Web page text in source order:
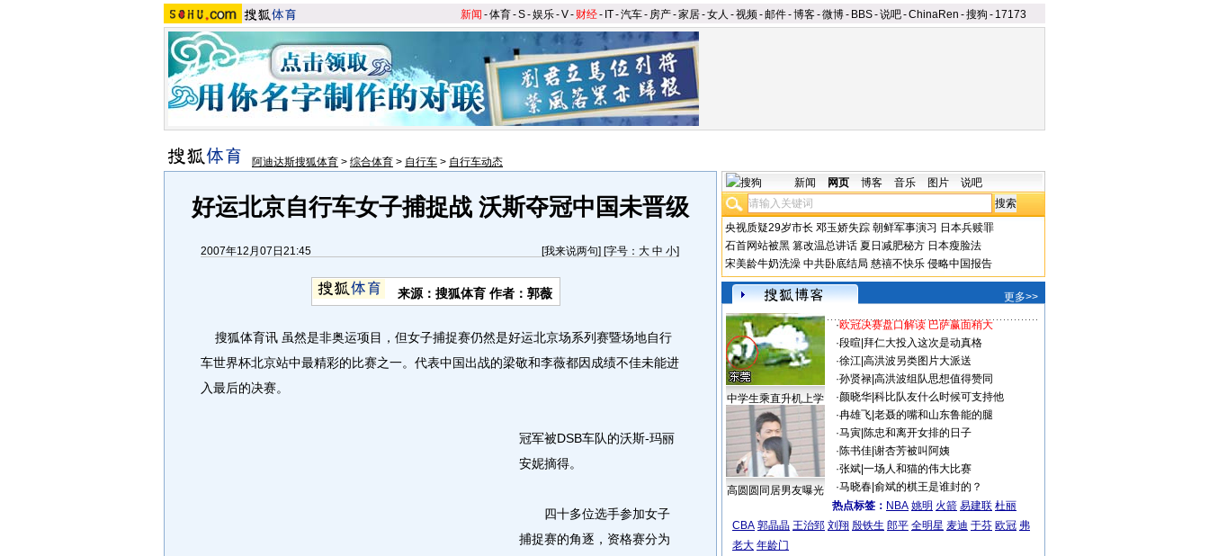
新闻 -体育-S-娱乐-V- 财经- IT-汽车- 房产-家居-女人 -视频-邮件-博客-微博- BBS-说吧-ChinaRen -搜狗 - 17173
阿迪达斯搜狐体育 > 综合体育 > 自行车 > 自行车动态
好运北京自行车女子捕捉战 沃斯夺冠中国未晋级
2007年12月07日21:45 [我来说两句] [字号： 大 中 小]
来源：搜狐体育 作者：郭薇
搜狐体育讯 虽然是非奥运项目，但女子捕捉赛仍然是好运北京场系列赛暨场地自行
车世界杯北京站中最精彩的比赛之一。代表中国出战的梁敬和李薇都因成绩不佳未能进
入最后的决赛。
冠军被DSB车队的沃斯-玛丽
安妮摘得。
四十多位选手参加女子
捕捉赛的角逐，资格赛分为
新闻 网页 博客 音乐 图片 说吧
央视质疑29岁市长 邓玉娇失踪 朝鲜军事演习 日本兵赎罪
石首网站被黑 篡改温总讲话 夏日减肥秘方 日本瘦脸法
宋美龄牛奶洗澡 中共卧底结局 慈禧不快乐 侵略中国报告
更多>>
中学生乘直升机上学
高圆圆同居男友曝光
·欧冠决赛盘口解读 巴萨赢面稍大
·段暄 拜仁大投入这次是动真格
·徐江| 高洪波另类图片大派送
·孙贤禄| 高洪波组队思想值得赞同
·颜晓华| 科比队友什么时候可支持他
·冉雄飞| 老聂的嘴和山东鲁能的腿
·马寅| 陈忠和离开女排的日子
·陈书佳| 谢杏芳被叫阿姨
·张斌| 一场人和猫的伟大比赛
·马晓春| 俞斌的棋王是谁封的？
热点标签： NBA 姚明 火箭 易建联 杜丽
CBA 郭晶晶 王治郅 刘翔 殷铁生 郎平 全明星 麦迪 于芬 欧冠 弗
老大 年龄门